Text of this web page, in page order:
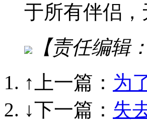
于所有伴侣
【责任编辑
↑上一篇： 为
↓下一篇： 失